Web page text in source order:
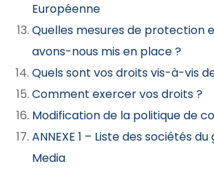
Européenne
Quelles mesures de protection
avons-nous mis en place ?
Quels sont vos droits vis-à-vis
Comment exercer vos droits ?
Modification de la politique de
ANNEXE 1 – Liste des sociétés
Media